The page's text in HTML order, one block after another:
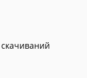
скачиваний